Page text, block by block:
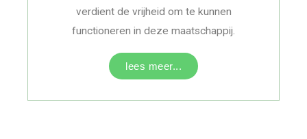
verdient de vrijheid om te kunnen
functioneren in deze maatschappij.
lees meer...